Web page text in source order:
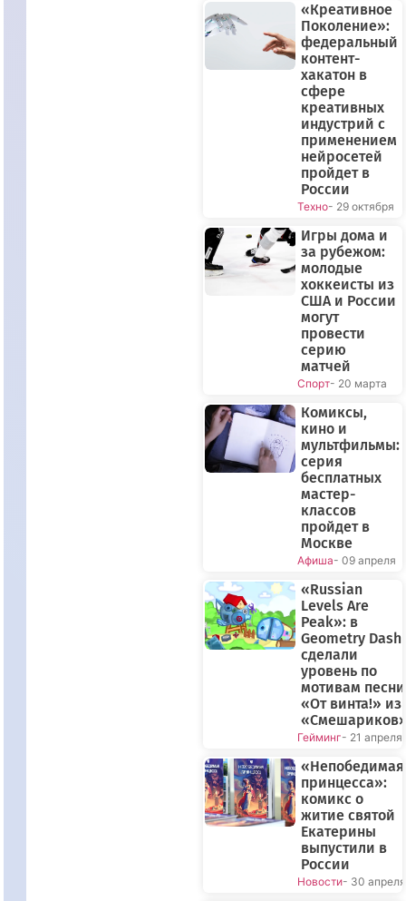
«Креативное
Поколение»:
федеральный
контент-
хакатон в
сфере
креативных
индустрий с
применением
нейросетей
пройдет в
России
Техно- 29 октября
Игры дома и
за рубежом:
молодые
хоккеисты из
США и России
могут
провести
серию
матчей
Спорт- 20 марта
Комиксы,
кино и
мультфильмы:
серия
бесплатных
мастер-
классов
пройдет в
Москве
Афиша- 09 апреля
«Russian
Levels Are
Peak»: в
Geometry Dash
сделали
уровень по
мотивам песни
«От винта!» из
Гейминг- 21 апреля
«Непобедимая
принцесса»:
комикс о
житие святой
Екатерины
выпустили в
России
Новости- 30 апреля